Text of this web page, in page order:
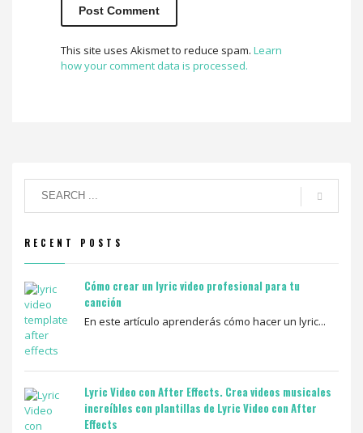
This site uses Akismet to reduce spam. Learn
how your comment data is processed.
RECENT POSTS
Cómo crear un lyric video profesional para tu
canción
En este artículo aprenderás cómo hacer un lyric...
Lyric Video con After Effects. Crea videos musicales
increíbles con plantillas de Lyric Video con After
Effects